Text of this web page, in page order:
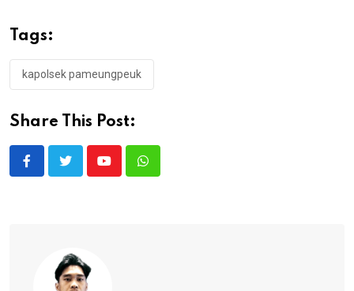
Tags:
kapolsek pameungpeuk
Share This Post:
YoutubeWhatsapp